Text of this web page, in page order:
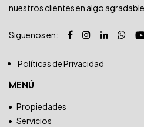
nuestros clientes en algo agradable.
Siguenos en:
Políticas de Privacidad
MENÚ
Propiedades
Servicios